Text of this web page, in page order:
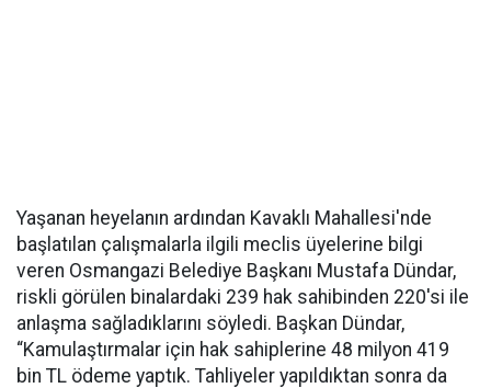
Yaşanan heyelanın ardından Kavaklı Mahallesi'nde
başlatılan çalışmalarla ilgili meclis üyelerine bilgi
veren Osmangazi Belediye Başkanı Mustafa Dündar,
riskli görülen binalardaki 239 hak sahibinden 220'si ile
anlaşma sağladıklarını söyledi. Başkan Dündar,
“Kamulaştırmalar için hak sahiplerine 48 milyon 419
bin TL ödeme yaptık. Tahliyeler yapıldıktan sonra da